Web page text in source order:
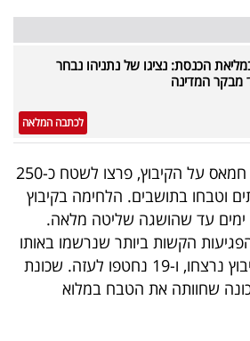
הכנסת: נציגו של נתניהו נבחר
מבקר המדינה
לכתבה המלאה
כזכור, במהלך מתקפת חמאס על הקיבוץ, פרצו לשטח כ-250
וטבחו בתושבים. הלחימה בקיבוץ
עד שהושגה שליטה מלאה.
הקשות ביותר שנרשמו באותו
היום, כש-80 מבני הקיבוץ נרצחו, ו-19 נחטפו לעזה. שכונת
שחוותה את הטבח במלוא